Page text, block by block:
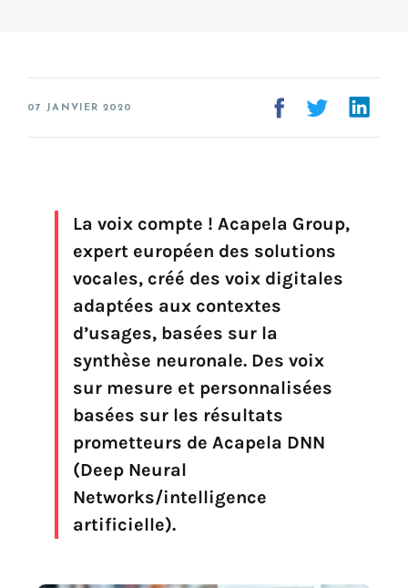
Voix marque
Production audio Desktop (Pro)
Voix pour Chromebooks (usage personnel)
Voix pour Google Play (usage personnel)
Voix pour lecteur d'écran NVDA (usage personnel)
07 JANVIER 2020
La voix compte ! Acapela Group,
expert européen des solutions
vocales, créé des voix digitales
adaptées aux contextes
d’usages, basées sur la
synthèse neuronale. Des voix
sur mesure et personnalisées
basées sur les résultats
prometteurs de Acapela DNN
(Deep Neural
Networks/intelligence
artificielle).